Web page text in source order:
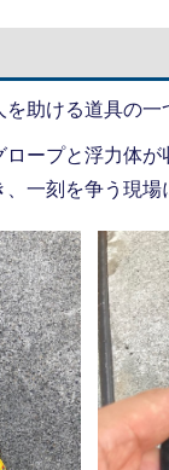
助ける道具の一
ープと浮力体
一刻を争う現場